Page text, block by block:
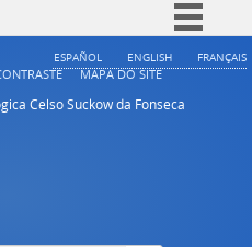
Simplifique!
ESPAÑOL ENGLISH FRANÇAIS
MAPA DO SITE
Celso Suckow da Fonseca